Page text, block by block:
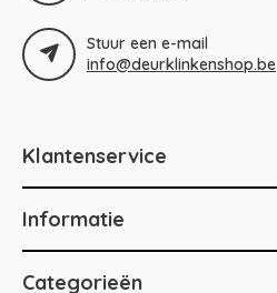
Stuur een e-mail
info@deurklinkenshop.be
Klantenservice
Informatie
Categorieën